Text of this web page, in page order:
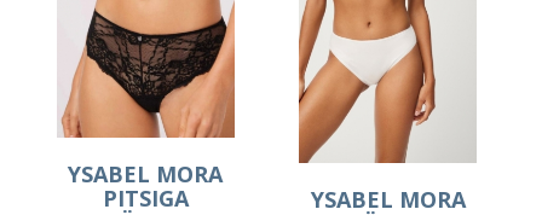
YSABEL MORA
PITSIGA
YSABEL MORA